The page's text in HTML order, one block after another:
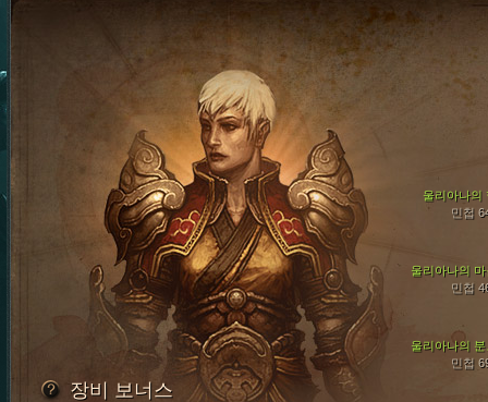
울리아나의 마
민첩
울리아나의 분
민첩
울리아나의
민첩
장비 보너스